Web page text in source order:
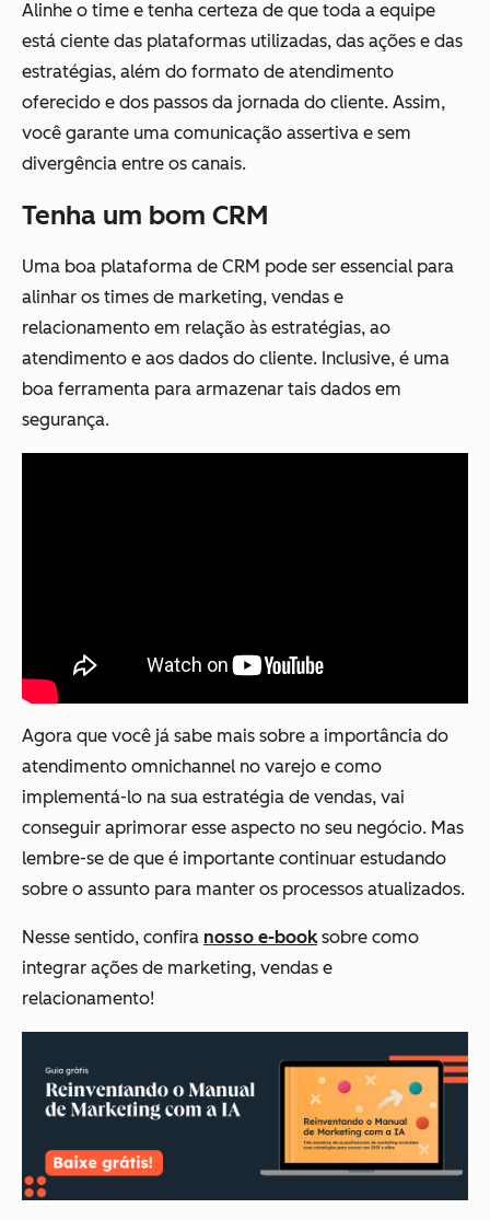
Alinhe o time e tenha certeza de que toda a equipe
está ciente das plataformas utilizadas, das ações e das
estratégias, além do formato de atendimento
oferecido e dos passos da jornada do cliente. Assim,
você garante uma comunicação assertiva e sem
divergência entre os canais.
Tenha um bom CRM
Uma boa plataforma de CRM pode ser essencial para
alinhar os times de marketing, vendas e
relacionamento em relação às estratégias, ao
atendimento e aos dados do cliente. Inclusive, é uma
boa ferramenta para armazenar tais dados em
segurança.
Agora que você já sabe mais sobre a importância do
atendimento omnichannel no varejo e como
implementá-lo na sua estratégia de vendas, vai
conseguir aprimorar esse aspecto no seu negócio. Mas
lembre-se de que é importante continuar estudando
sobre o assunto para manter os processos atualizados.
Nesse sentido, confira nosso e-booksobre como
integrar ações de marketing, vendas e
relacionamento!